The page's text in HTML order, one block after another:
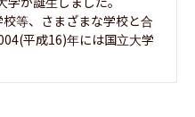
等、さまざまな学校と合
平成16)年には国立大学